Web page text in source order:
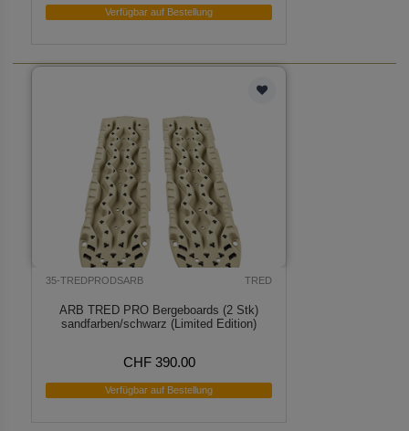
Verfügbar auf Bestellung
35-TREDPRODSARB TRED
ARB TRED PRO Bergeboards (2 Stk)
sandfarben/schwarz (Limited Edition)
CHF 390.00
Verfügbar auf Bestellung